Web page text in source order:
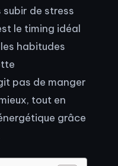
subir de stress
le timing idéal
habitudes
pas de manger
tout en
grâce